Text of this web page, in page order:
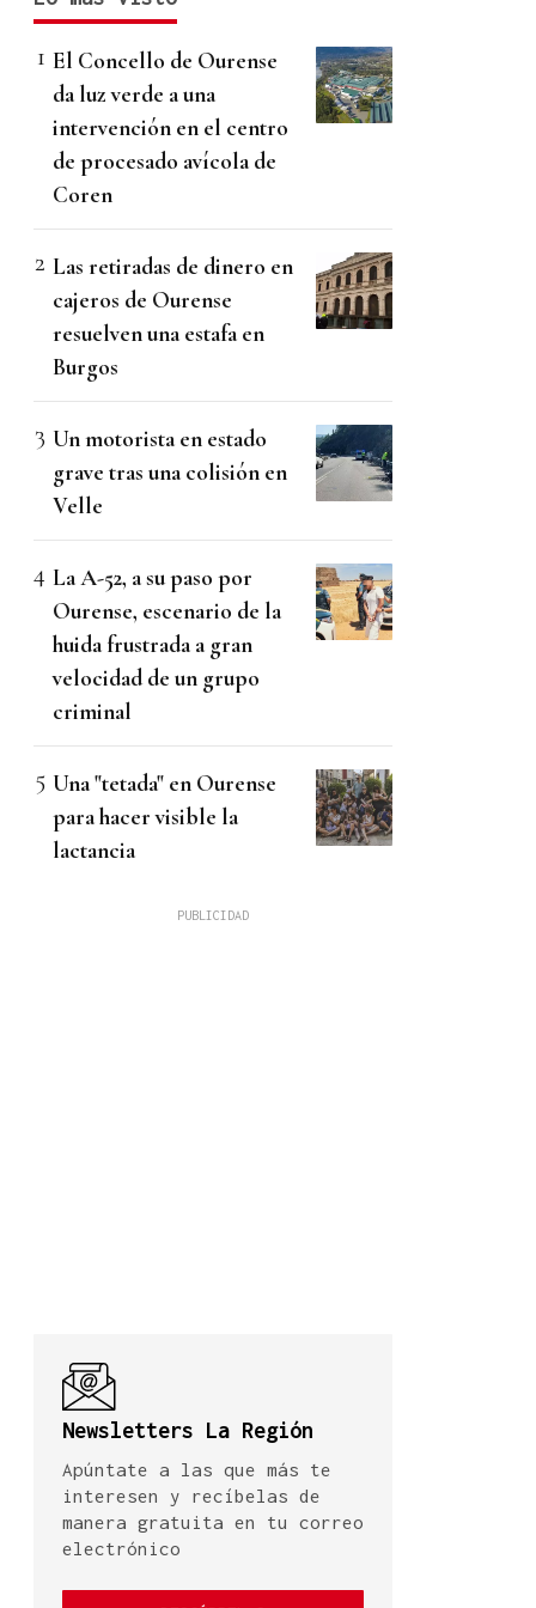
El Concello de Ourense
da luz verde a una
intervención en el centro
de procesado avícola de
Coren
Las retiradas de dinero en
cajeros de Ourense
resuelven una estafa en
Burgos
Un motorista en estado
grave tras una colisión en
Velle
La A-52, a su paso por
Ourense, escenario de la
huida frustrada a gran
velocidad de un grupo
criminal
Una "tetada" en Ourense
para hacer visible la
lactancia
Newsletters La Región
Apúntate a las que más te
interesen y recíbelas de
manera gratuita en tu correo
electrónico